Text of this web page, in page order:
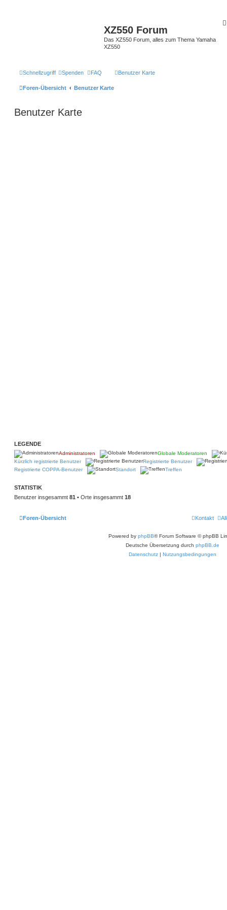
XZ550 Forum
Das XZ550 Forum, alles zum Thema Yamaha
XZ550
Schnellzugriff Spenden FAQ Benutzer Karte
Foren-Übersicht Benutzer Karte
Benutzer Karte
LEGENDE
Administratoren
Globale Moderatoren
Kürzlich registrierte Benutzer
Registrierte Benutzer
Registrierte COPPA-Benutzer
Standort Treffen
STATISTIK
Benutzer insgesammt 81 • Orte insgesammt 18
Foren-Übersicht Kontakt
Powered by phpBB® Forum Software © phpBB
Deutsche Übersetzung durch phpBB.de
Datenschutz | Nutzungsbedingungen